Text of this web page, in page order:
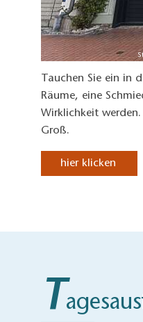
Tauchen Sie ein
Räume, eine
Wirklichkeit
Groß.
hier klicken
T